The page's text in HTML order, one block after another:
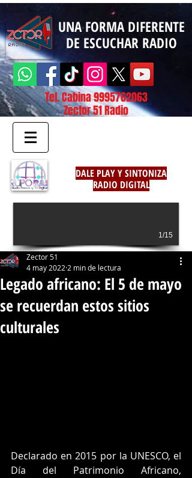
UNA FORMA DIFERENTE
DE ESCUCHAR RADIO
Tel. Cabina9995762063
Zector 51 Radio
DALE PLAY Y SINTONIZA
RADIO DIGITAL
1/15
Legado africano: El 5 de mayo
se recuerdan estos sitios
culturales
Zector 51
4 may 2022 2 min de lectura
Declarado en 2015 por la UNESCO, el
Día del Patrimonio Africano,